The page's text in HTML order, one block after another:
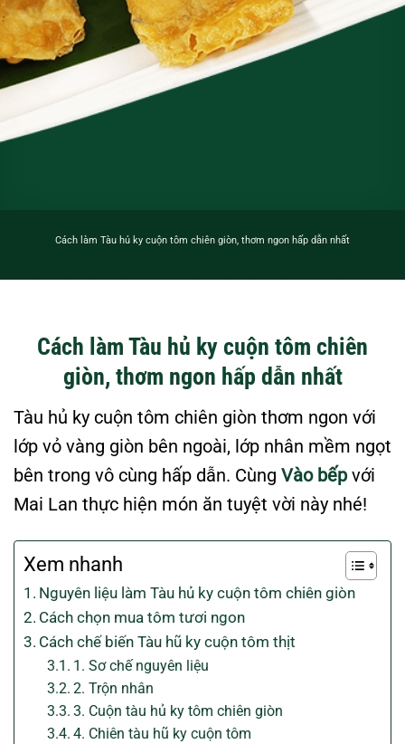
Cách làm Tàu hủ ky cuộn tôm chiên giòn, thơm ngon hấp dẫn nhất
Cách làm Tàu hủ ky cuộn tôm chiên
giòn, thơm ngon hấp dẫn nhất
Tàu hủ ky cuộn tôm chiên giòn thơm ngon với
lớp vỏ vàng giòn bên ngoài, lớp nhân mềm ngọt
bên trong vô cùng hấp dẫn. Cùng Vào bếp với
Mai Lan thực hiện món ăn tuyệt vời này nhé!
Xem nhanh
Nguyên liệu làm Tàu hủ ky cuộn tôm chiên giòn
Cách chọn mua tôm tươi ngon
Cách chế biến Tàu hũ ky cuộn tôm thịt
1. Sơ chế nguyên liệu
2. Trộn nhân
3. Cuộn tàu hủ ky tôm chiên giòn
4. Chiên tàu hũ ky cuộn tôm